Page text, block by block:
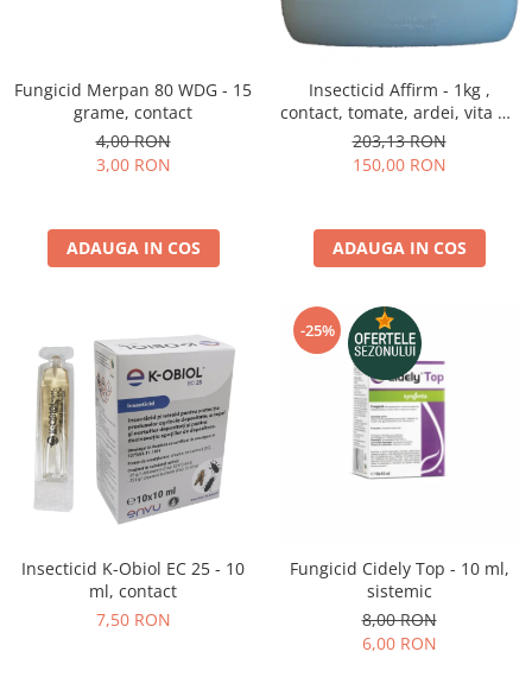
Fungicid Merpan 80 WDG - 15
grame, contact
4,00 RON
3,00 RON
ADAUGA IN COS
Insecticid Affirm - 1kg ,
contact, tomate, ardei, vita de
vie, varza, mar
203,13 RON
150,00 RON
ADAUGA IN COS
Insecticid K-Obiol EC 25 - 10
ml, contact
7,50 RON
-25%
Fungicid Cidely Top - 10 ml,
sistemic
8,00 RON
6,00 RON